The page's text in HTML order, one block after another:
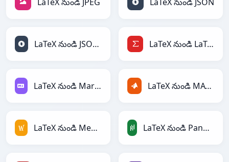
LaTeX నుండి JSONLines LaTeX నుండి LaTeX
LaTeX నుండి Markdown LaTeX నుండి MATLAB
LaTeX నుండి MediaWiki LaTeX నుండి PandasDataFrame